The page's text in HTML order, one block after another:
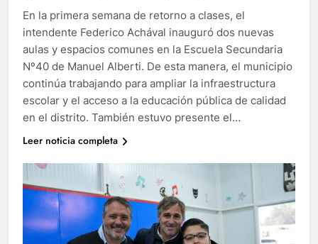
En la primera semana de retorno a clases, el
intendente Federico Achával inauguró dos nuevas
aulas y espacios comunes en la Escuela Secundaria
Nº40 de Manuel Alberti. De esta manera, el municipio
continúa trabajando para ampliar la infraestructura
escolar y el acceso a la educación pública de calidad
en el distrito. También estuvo presente el…
Leer noticia completa